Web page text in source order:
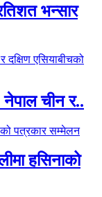
भन्सार
नेपाल चीन र..
हसिनाको